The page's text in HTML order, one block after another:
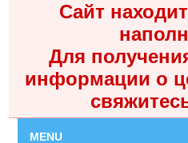
Сайт
Для
информации о
MENU